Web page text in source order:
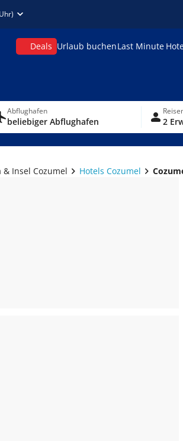
Deals Urlaub buchenLast Minute
Abflughafen
beliebiger Abflughafen 2
& Insel Cozumel Hotels Cozumel